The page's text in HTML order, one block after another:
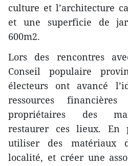
culture et l’architecture
et une superficie de
600m2.
Lors des rencontres
Conseil populaire
électeurs ont avancé
ressources
propriétaires des
restaurer ces lieux.
utiliser des matériaux
localité, et créer une